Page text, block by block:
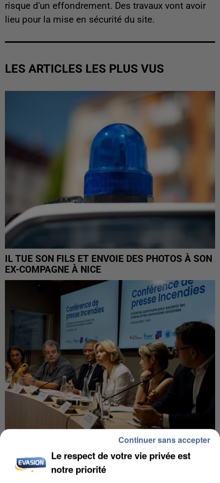
risque d'un effondrement. Des travaux vont avoir
lieu pour la mise en sécurité du site.
LES ARTICLES LES PLUS VUS
IL TUE SON FILS ET ENVOIE DES PHOTOS À SON
EX-COMPAGNE À NICE
INCENDIES : L’ÎLE-DE-FRANCE LANCE UN ÉLAN
DE SOLIDARITÉ AVEC LES...
Le respect de votre vie privée est
notre priorité
Continuer sans accepter